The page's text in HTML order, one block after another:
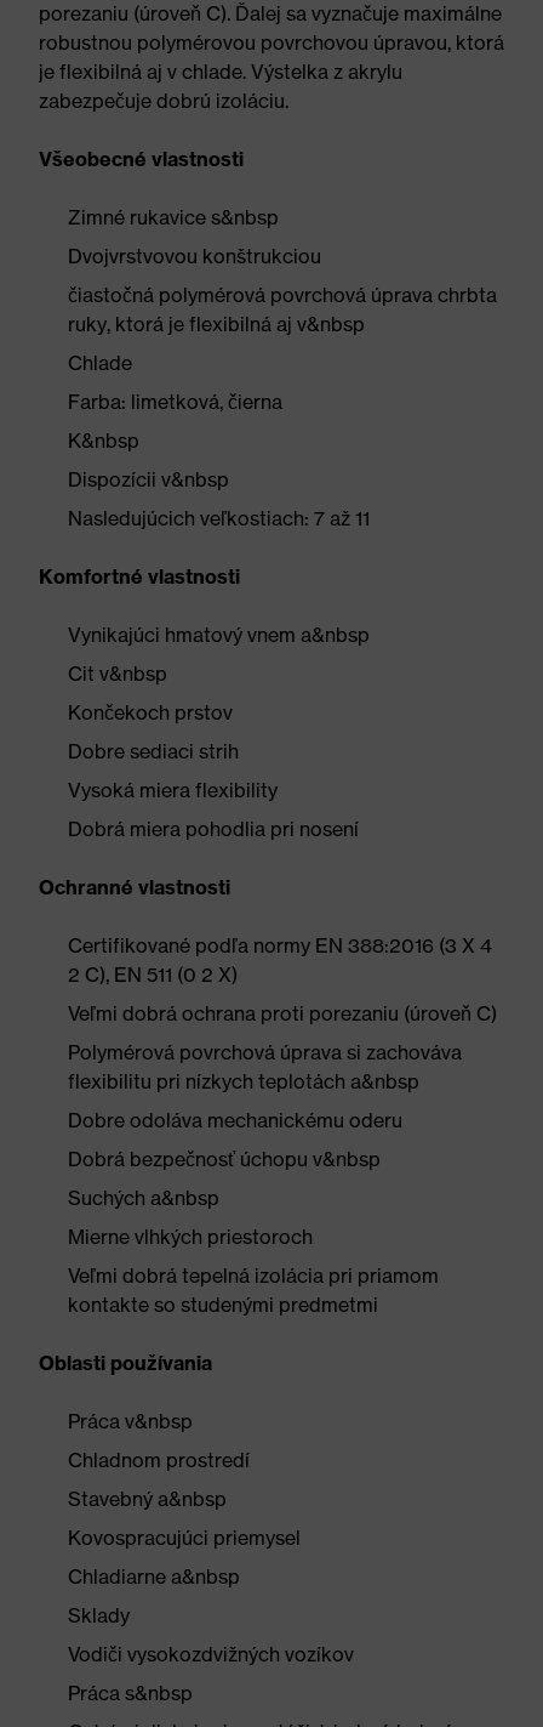
porezaniu (úroveň C). Ďalej sa vyznačuje maximálne
robustnou polymérovou povrchovou úpravou, ktorá
je flexibilná aj v chlade. Výstelka z akrylu
zabezpečuje dobrú izoláciu.
Všeobecné vlastnosti
Zimné rukavice s&nbsp
Dvojvrstvovou konštrukciou
čiastočná polymérová povrchová úprava chrbta
ruky, ktorá je flexibilná aj v&nbsp
Chlade
Farba: limetková, čierna
K&nbsp
Dispozícii v&nbsp
Nasledujúcich veľkostiach: 7 až 11
Komfortné vlastnosti
Vynikajúci hmatový vnem a&nbsp
Cit v&nbsp
Končekoch prstov
Dobre sediaci strih
Vysoká miera flexibility
Dobrá miera pohodlia pri nosení
Ochranné vlastnosti
Certifikované podľa normy EN 388:2016 (3 X 4
2 C), EN 511 (0 2 X)
Veľmi dobrá ochrana proti porezaniu (úroveň C)
Polymérová povrchová úprava si zachováva
flexibilitu pri nízkych teplotách a&nbsp
Dobre odoláva mechanickému oderu
Dobrá bezpečnosť úchopu v&nbsp
Suchých a&nbsp
Mierne vlhkých priestoroch
Veľmi dobrá tepelná izolácia pri priamom
kontakte so studenými predmetmi
Oblasti používania
Práca v&nbsp
Chladnom prostredí
Stavebný a&nbsp
Kovospracujúci priemysel
Chladiarne a&nbsp
Sklady
Vodiči vysokozdvižných vozíkov
Práca s&nbsp